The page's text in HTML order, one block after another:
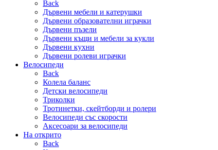
Back
Дървени мебели и катерушки
Дървени образователни играчки
Дървени пъзели
Дървени къщи и мебели за кукли
Дървени кухни
Дървени ролеви играчки
Велосипеди
Back
Колела баланс
Детски велосипеди
Триколки
Тротинетки, скейтборди и ролери
Велосипеди със скорости
Аксесоари за велосипеди
На открито
Back